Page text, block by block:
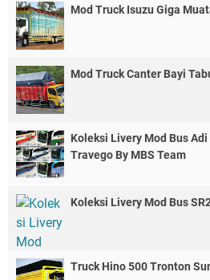
Mod Truck Isuzu Giga
Mod Truck Canter Bayi
Koleksi Livery Mod Bus
Travego By MBS Team
Koleksi Livery Mod Bus
Truck Hino 500 Tronton